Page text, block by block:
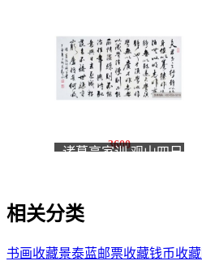
诸葛亮家训 观山四尺
3600
相关分类
书画收藏景泰蓝邮票收藏钱币收藏